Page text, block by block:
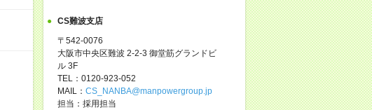
CS難波支店
〒542-0076
大阪市中央区難波 2-2-3 御堂筋グランドビ
ル 3F
TEL：0120-923-052
MAIL： CS_NANBA@manpowergroup.jp
担当：採用担当